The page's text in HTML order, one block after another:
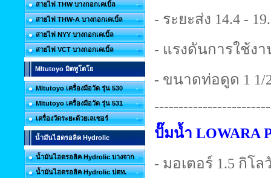
สายไฟ THW บางกอกเคเบิ้ล
สายไฟ THW-A บางกอกเคเบิ้ล
สายไฟ NYY บางกอกเคเบิ้ล
สายไฟ VCT บางกอกเคเบิ้ล
MItutoyo มิตทูโตโย
MItutoyo เครื่องมือวัด รุ่น 530
MItutoyo เครื่องมือวัด รุ่น 531
เครื่องวัดระยะด้วยเลเซอร์
น้ำมันไฮดรอลิค Hydrolic
น้ำมันไฮดรอลิค Hydrolic บางจาก
น้ำมันไฮดรอลิค Hydrolic ปตท.
- ระยะส่ง 14.4 -
- แรงดันการใช้งา
- ขนาดท่อดูด 1 1/
ปั๊มน้ำ LOWARA
- มอเตอร์ 1.5 กิโล